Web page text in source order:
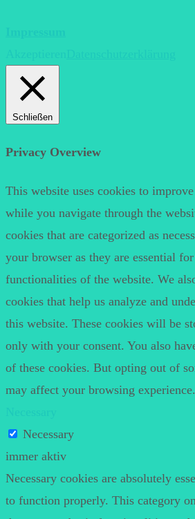
Schließen
Privacy Overview
This website uses cookies to
while you navigate through the
cookies that are categorized as
your browser as they are essential
functionalities of the website. We
cookies that help us analyze and
this website. These cookies will be
only with your consent. You also
of these cookies. But opting out of
may affect your browsing experience.
Necessary
immer aktiv
Necessary cookies are absolutely
to function properly. This category